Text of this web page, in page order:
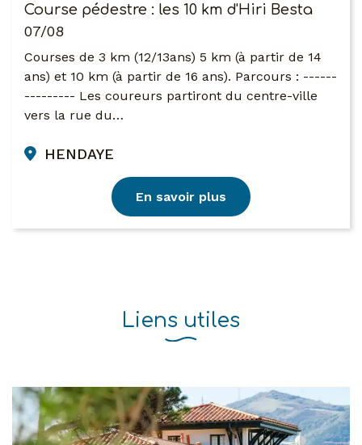
Course pédestre : les 10 km d'Hiri Besta
07/08
Courses de 3 km (12/13ans) 5 km (à partir de 14
ans) et 10 km (à partir de 16 ans). Parcours : ------
--------- Les coureurs partiront du centre-ville
vers la rue du…
HENDAYE
En savoir plus
Liens utiles